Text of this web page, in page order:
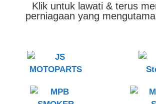
Klik untuk lawati & terus
perniagaan yang